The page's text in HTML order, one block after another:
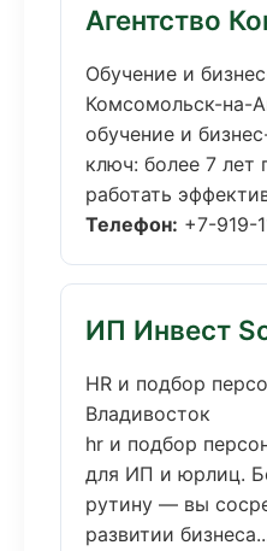
Агентство
Обучение и
Комсомольск-на-
обучение и
ключ: более 7 лет
работать
Телефон: +7-919-
ИП Инвест
HR и подбор
Владивосток
hr и подбор
для ИП и юрлиц.
рутину — вы
развитии